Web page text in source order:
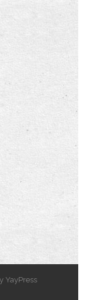
YayPress